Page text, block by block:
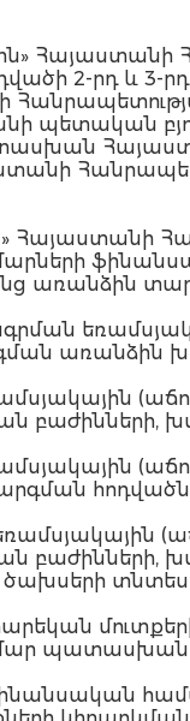
Հայաստանի
2-րդ և
պետական
Հայաստանի
առանձին
առանձին
բաժինների,
բաժինների,
ծախսերի